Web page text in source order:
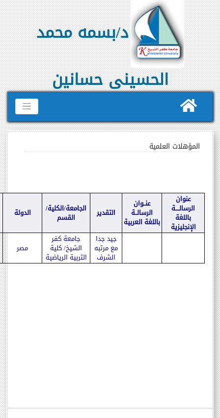
د/بسمه محمد
الحسينى حسانين
المؤهلات العلمية
عنوان
الرسالــــة
باللغة
الإنجليزية
عنــوان
الرسالــة
باللغة العربية
التقدير الجامعة/الكلية/
القسم الدولة
جيد جدا
مع مرتبه
الشرف
جامعة كفر
الشيخ/ كلية
التربية الرياضية
مصر